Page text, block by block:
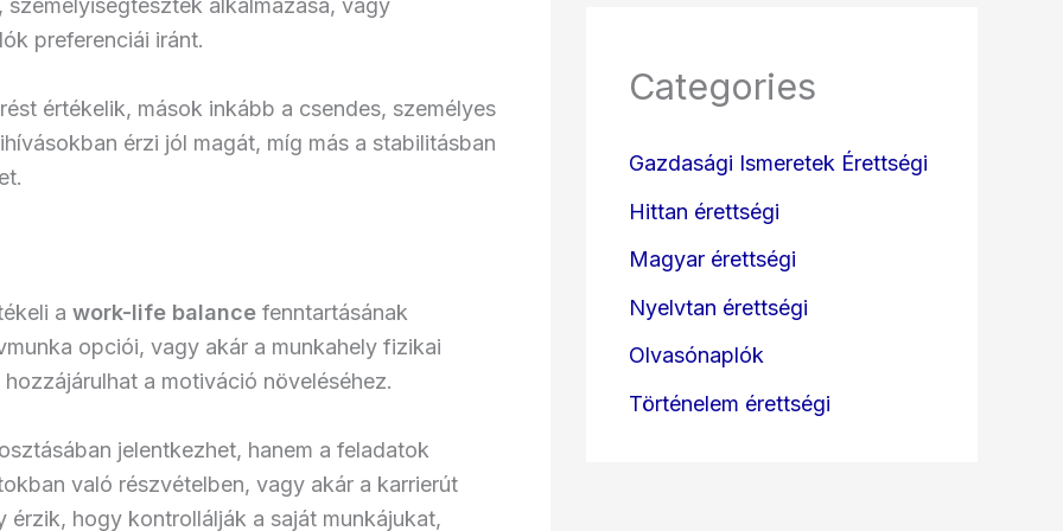
alkalmazása, vagy
preferenciái iránt.
értékelik, mások inkább a csendes, személyes
érzi jól magát, míg más a stabilitásban
a work-life balance fenntartásának
opciói, vagy akár a munkahely fizikai
a motiváció növeléséhez.
jelentkezhet, hanem a feladatok
való részvételben, vagy akár a karrierút
hogy kontrollálják a saját munkájukat,
Categories
Gazdasági Ismeretek Érettségi
Hittan érettségi
Magyar érettségi
Nyelvtan érettségi
Olvasónaplók
Történelem érettségi